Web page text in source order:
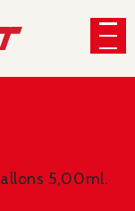
5,00ml.